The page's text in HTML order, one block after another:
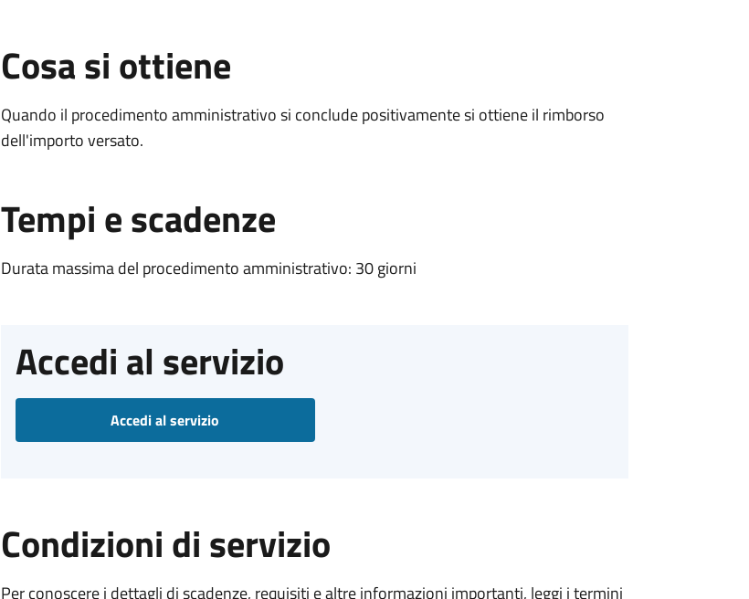
Cosa si ottiene
Quando il procedimento amministrativo si conclude positivamente si ottiene il rimborso
dell'importo versato.
Tempi e scadenze
Durata massima del procedimento amministrativo: 30 giorni
Accedi al servizio
Accedi al servizio
Condizioni di servizio
Per conoscere i dettagli di scadenze, requisiti e altre informazioni importanti, leggi i termini